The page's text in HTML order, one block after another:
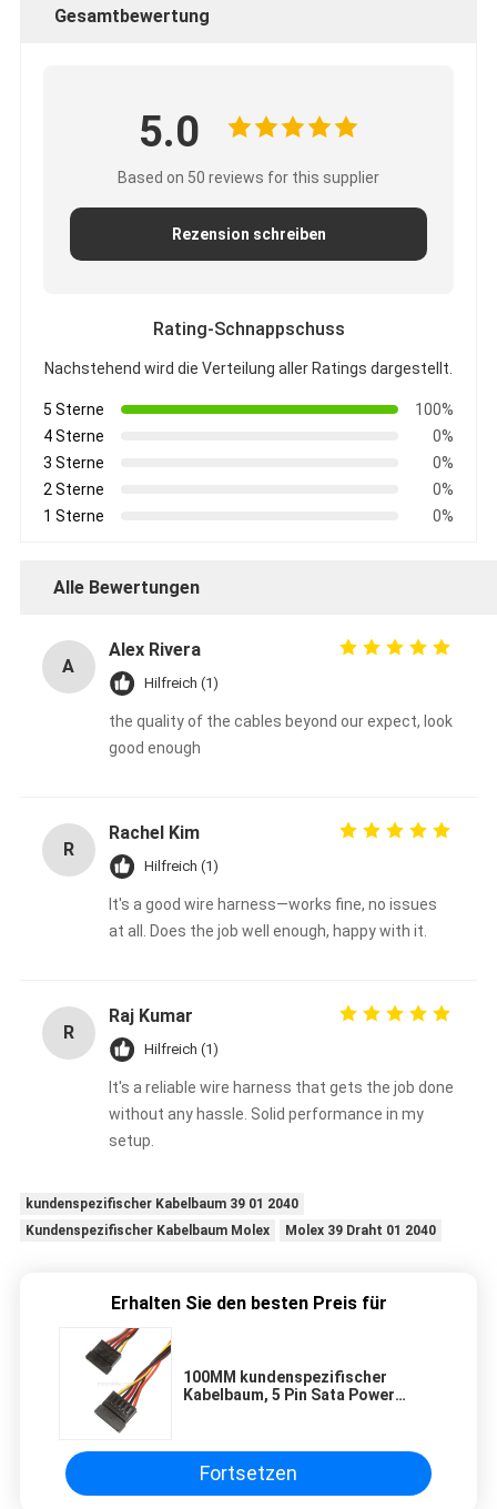
Gesamtbewertung
5.0
Based on 50 reviews for this supplier
Rezension schreiben
Rating-Schnappschuss
Nachstehend wird die Verteilung aller Ratings dargestellt.
5 Sterne
100%
4 Sterne
0%
3 Sterne
0%
2 Sterne
0%
1 Sterne
0%
Alle Bewertungen
A
Alex Rivera
Hilfreich (1)
the quality of the cables beyond our expect, look
good enough
R
Rachel Kim
Hilfreich (1)
It's a good wire harness—works fine, no issues
at all. Does the job well enough, happy with it.
R
Raj Kumar
Hilfreich (1)
It's a reliable wire harness that gets the job done
without any hassle. Solid performance in my
setup.
kundenspezifischer Kabelbaum 39 01 2040
Kundenspezifischer Kabelbaum Molex
Molex 39 Draht 01 2040
Erhalten Sie den besten Preis für
100MM kundenspezifischer
Kabelbaum, 5 Pin Sata Power
Fortsetzen